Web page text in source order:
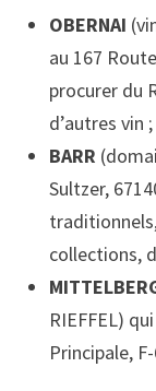
OBERNAI
au 167
procurer du
d’autres vin ;
BARR
Sultzer,
collections,
RIEFFEL)
Principale,